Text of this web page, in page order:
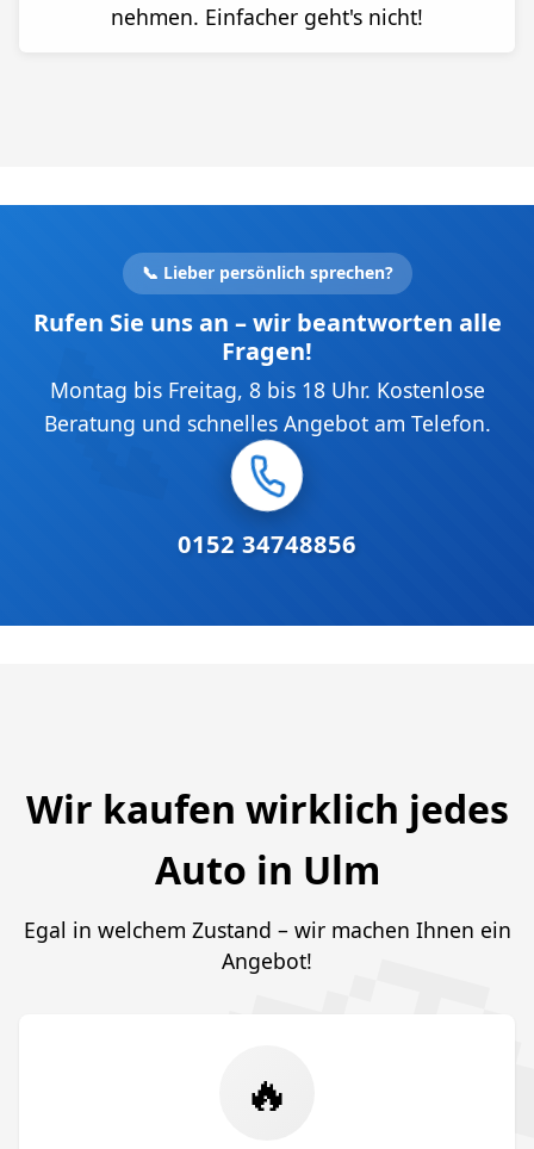
nehmen. Einfacher geht's nicht!
📞 Lieber persönlich sprechen?
Rufen Sie uns an – wir beantworten alle
Fragen!
Montag bis Freitag, 8 bis 18 Uhr. Kostenlose
Beratung und schnelles Angebot am Telefon.
0152 34748856
Wir kaufen wirklich jedes
Auto in Ulm
Egal in welchem Zustand – wir machen Ihnen ein
Angebot!
🔥